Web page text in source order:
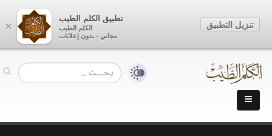
×
تطبيق الكلم الطيب
الكلم الطيب
مجاني - بدون إعلانات
تنزيل التطبيق